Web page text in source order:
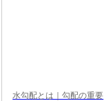
水勾配とは｜勾配の重要